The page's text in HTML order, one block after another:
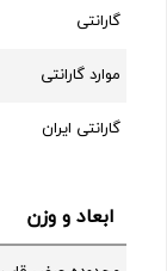
گارانتی
موارد گارانتی
گارانتی ایران
ابعاد و وزن